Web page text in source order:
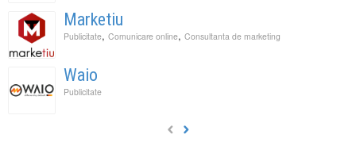
Marketiu
Publicitate, Comunicare online, Consultanta de marketing
Waio
Publicitate